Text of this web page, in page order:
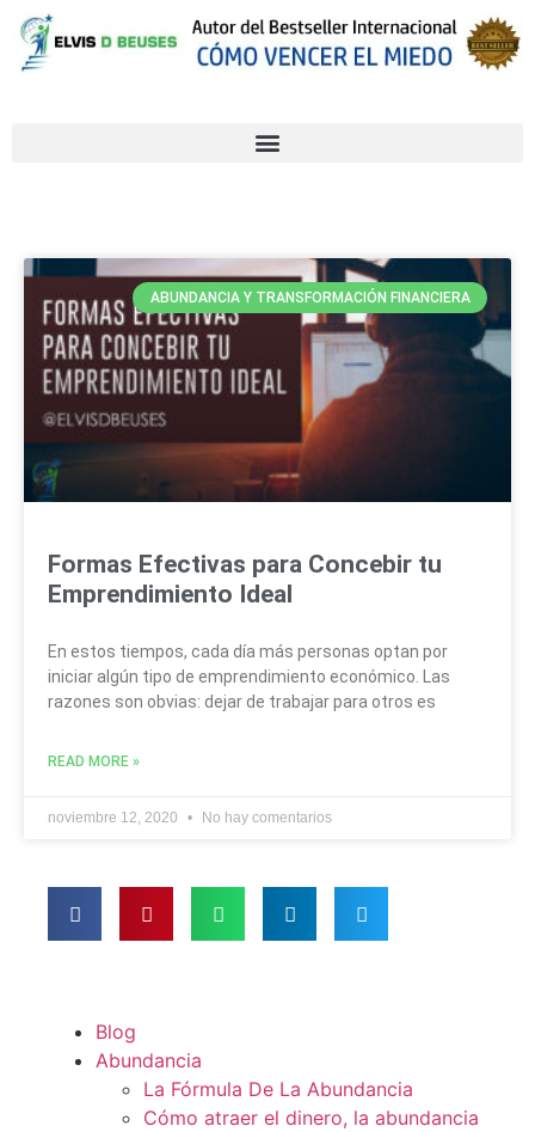
ABUNDANCIA Y TRANSFORMACIÓN FINANCIERA
Formas Efectivas para Concebir tu
Emprendimiento Ideal
En estos tiempos, cada día más personas optan por
iniciar algún tipo de emprendimiento económico. Las
razones son obvias: dejar de trabajar para otros es
READ MORE »
noviembre 12, 2020 No hay comentarios
Blog
Abundancia
La Fórmula De La Abundancia
Cómo atraer el dinero, la abundancia